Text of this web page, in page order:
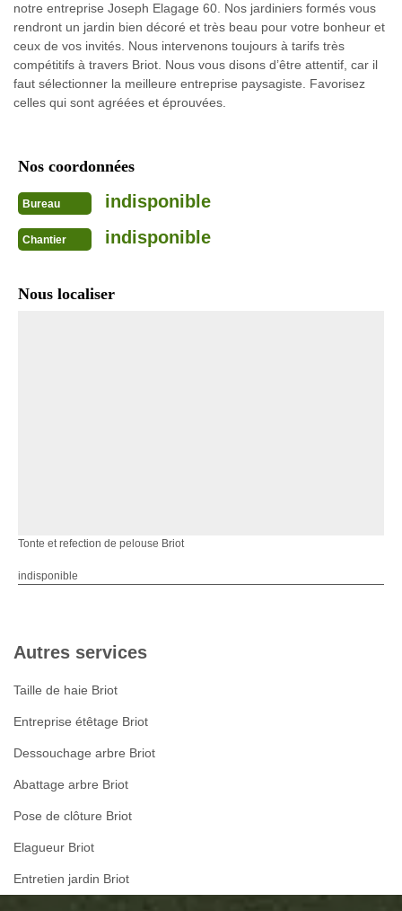
notre entreprise Joseph Elagage 60. Nos jardiniers formés vous
rendront un jardin bien décoré et très beau pour votre bonheur et
ceux de vos invités. Nous intervenons toujours à tarifs très
compétitifs à travers Briot. Nous vous disons d’être attentif, car il
faut sélectionner la meilleure entreprise paysagiste. Favorisez
celles qui sont agréées et éprouvées.
Nos coordonnées
Bureau indisponible
Chantier indisponible
Nous localiser
Tonte et refection de pelouse Briot
indisponible
Autres services
Taille de haie Briot
Entreprise étêtage Briot
Dessouchage arbre Briot
Abattage arbre Briot
Pose de clôture Briot
Elagueur Briot
Entretien jardin Briot